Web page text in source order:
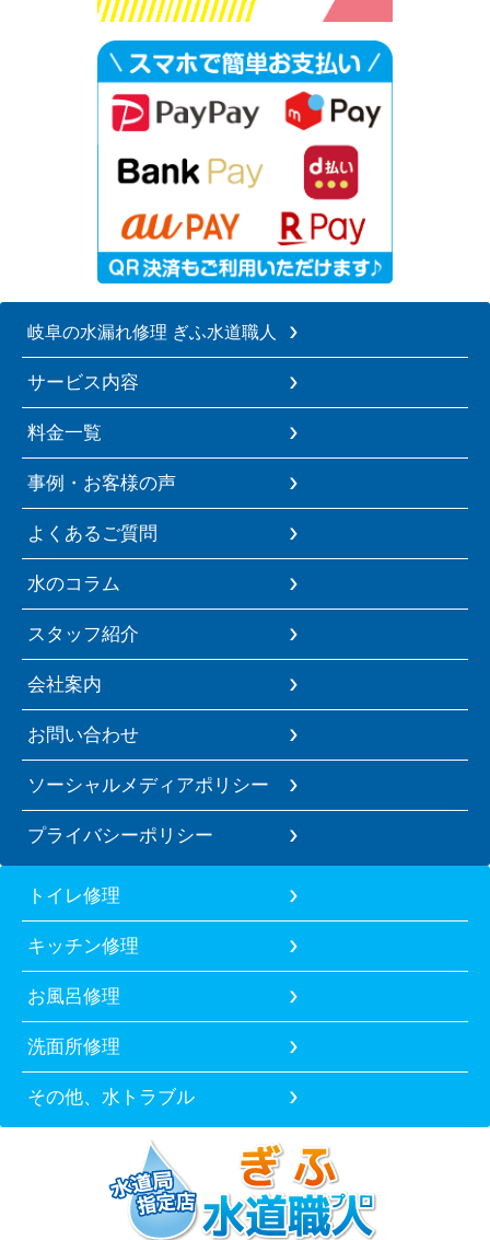
岐阜の水漏れ修理 ぎふ水道職人
サービス内容
料金一覧
事例・お客様の声
よくあるご質問
水のコラム
スタッフ紹介
会社案内
お問い合わせ
ソーシャルメディアポリシー
プライバシーポリシー
トイレ修理
キッチン修理
お風呂修理
洗面所修理
その他、水トラブル